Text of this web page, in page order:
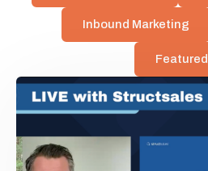
Inbound Marketing
Featured